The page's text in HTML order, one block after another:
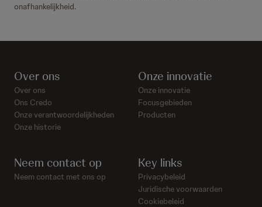
onafhankelijkheid.
Over ons
Over ons
Ons Credo
Onze verantwoordelijkheden
Onze historie
Onze innovatie
Onze innovatie
Focusgebieden
Producten
Neem contact op
Neem contact met ons op
Key links
Privacybeleid
Juridische voorwaarden
Cookiebeleid